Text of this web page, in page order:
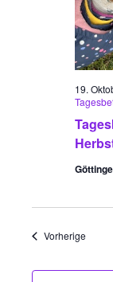
19.
Vorherige